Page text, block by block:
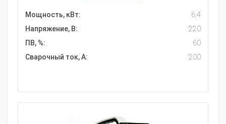
Мощность, кВт:
6.4
Напряжение, В:
220
ПВ, %:
60
Сварочный ток, А:
200